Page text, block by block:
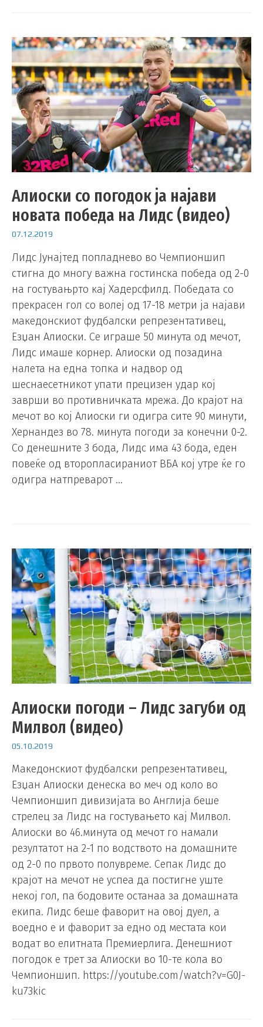
Алиоски со погодок ја најави
новата победа на Лидс (видео)
07.12.2019
Лидс Јунајтед попладнево во Чемпионшип
стигна до многу важна гостинска победа од 2-0
на гостувањрто кај Хадерсфилд. Победата со
прекрасен гол со волеј од 17-18 метри ја најави
македонскиот фудбалски репрезентативец,
Езџан Алиоски. Се играше 50 минута од мечот,
Лидс имаше корнер. Алиоски од позадина
налета на една топка и надвор од
шеснаесетникот упати прецизен удар кој
заврши во противничката мрежа. До крајот на
мечот во кој Алиоски ги одигра сите 90 минути,
Хернандез во 78. минута погоди за конечни 0-2.
Со денешните 3 бода, Лидс има 43 бода, еден
повеќе од второпласираниот ВБА кој утре ќе го
одигра натпреварот …
Алиоски погоди – Лидс загуби од
Милвол (видео)
05.10.2019
Македонскиот фудбалски репрезентативец,
Езџан Алиоски денеска во меч од коло во
Чемпионшип дивизијата во Англија беше
стрелец за Лидс на гостувањето кај Милвол.
Алиоски во 46.минута од мечот го намали
резултатот на 2-1 по водството на домашните
од 2-0 по првото полувреме. Сепак Лидс до
крајот на мечот не успеа да постигне уште
некој гол, па бодовите останаа за домашната
екипа. Лидс беше фаворит на овој дуел, а
воедно е и фаворит за едно од местата кои
водат во елитната Премиерлига. Денешниот
погодок е трет за Алиоски во 10-те кола во
Чемпионшип. https://youtube.com/watch?v=G0J-
ku73kic